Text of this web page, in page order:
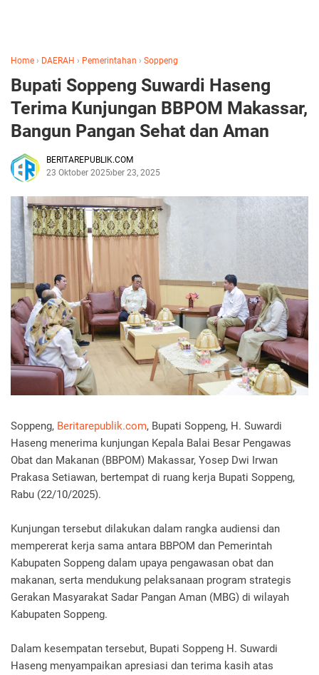
Home › DAERAH › Pemerintahan › Soppeng
Bupati Soppeng Suwardi Haseng
Terima Kunjungan BBPOM Makassar,
Bangun Pangan Sehat dan Aman
BERITAREPUBLIK.COM
23 Oktober 2025Oktober 23, 2025
Soppeng, Beritarepublik.com, Bupati Soppeng, H. Suwardi
Haseng menerima kunjungan Kepala Balai Besar Pengawas
Obat dan Makanan (BBPOM) Makassar, Yosep Dwi Irwan
Prakasa Setiawan, bertempat di ruang kerja Bupati Soppeng,
Rabu (22/10/2025).
Kunjungan tersebut dilakukan dalam rangka audiensi dan
mempererat kerja sama antara BBPOM dan Pemerintah
Kabupaten Soppeng dalam upaya pengawasan obat dan
makanan, serta mendukung pelaksanaan program strategis
Gerakan Masyarakat Sadar Pangan Aman (MBG) di wilayah
Kabupaten Soppeng.
Dalam kesempatan tersebut, Bupati Soppeng H. Suwardi
Haseng menyampaikan apresiasi dan terima kasih atas